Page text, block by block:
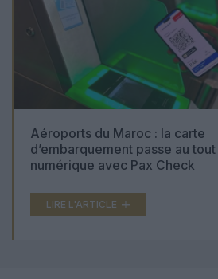
Aéroports du Maroc : la carte
d’embarquement passe au tout
numérique avec Pax Check
LIRE L'ARTICLE